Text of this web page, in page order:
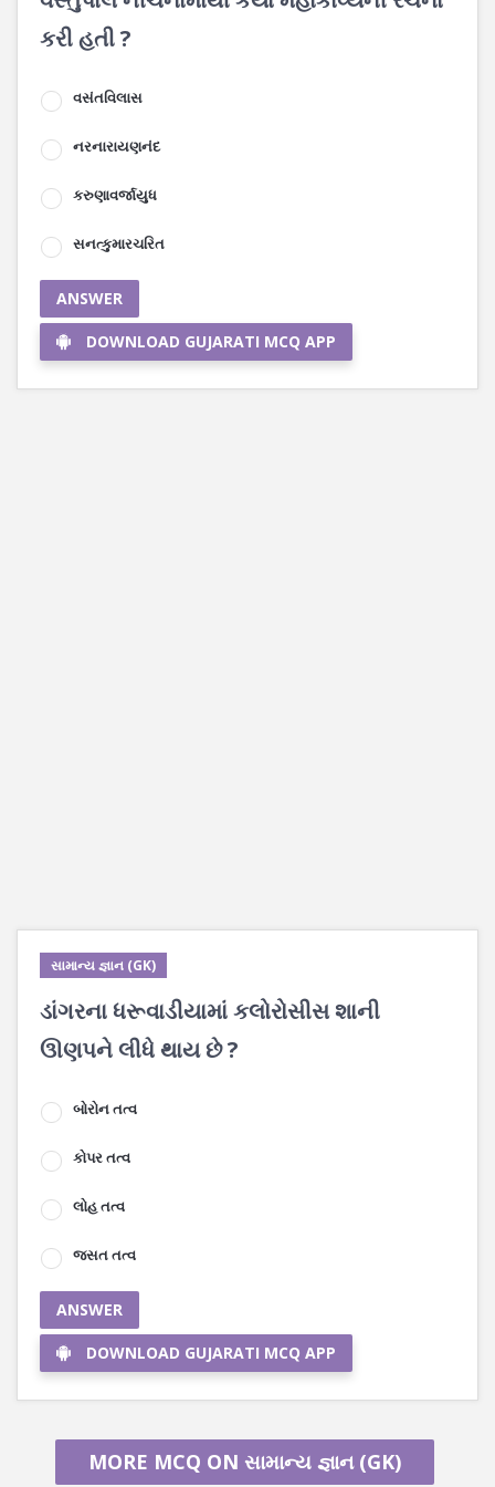
કરી હતી ?
વસંતવિલાસ
નરનારાયણનંદ
કરુણાવર્જાયુધ
સનત્કુમારચરિત
ANSWER
DOWNLOAD GUJARATI MCQ APP
સામાન્ય જ્ઞાન (GK)
ડાંગરના ધરૂવાડીયામાં કલોરોસીસ શાની
ઊણપને લીધે થાય છે ?
બોરોન તત્વ
કોપર તત્વ
લોહ તત્વ
જસત તત્વ
ANSWER
DOWNLOAD GUJARATI MCQ APP
MORE MCQ ON સામાન્ય જ્ઞાન (GK)